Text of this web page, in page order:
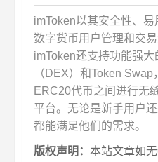
imToken以其安全性、
数字货币用户管理和交易
imToken还支持功能强
（DEX）和Token
ERC20代币之间进行无
平台。无论是新手用户
都能满足他们的需求。
版权声明： 本站文章如